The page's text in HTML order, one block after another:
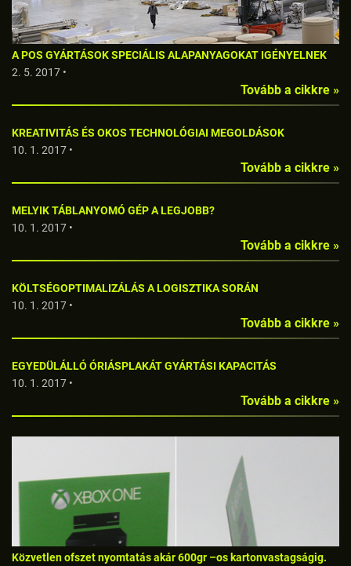
A POS GYÁRTÁSOK SPECIÁLIS ALAPANYAGOKAT IGÉNYELNEK
2. 5. 2017 •
Tovább a cikkre »
KREATIVITÁS ÉS OKOS TECHNOLÓGIAI MEGOLDÁSOK
10. 1. 2017 •
Tovább a cikkre »
MELYIK TÁBLANYOMÓ GÉP A LEGJOBB?
10. 1. 2017 •
Tovább a cikkre »
KÖLTSÉGOPTIMALIZÁLÁS A LOGISZTIKA SORÁN
10. 1. 2017 •
Tovább a cikkre »
EGYEDÜLÁLLÓ ÓRIÁSPLAKÁT GYÁRTÁSI KAPACITÁS
10. 1. 2017 •
Tovább a cikkre »
Közvetlen ofszet nyomtatás akár 600gr –os kartonvastagságig.